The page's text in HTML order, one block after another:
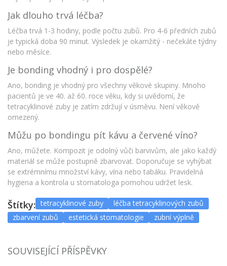
Jak dlouho trvá léčba?
Léčba trvá 1-3 hodiny, podle počtu zubů. Pro 4-6 předních zubů
je typická doba 90 minut. Výsledek je okamžitý - nečekáte týdny
nebo měsíce.
Je bonding vhodný i pro dospělé?
Ano, bonding je vhodný pro všechny věkové skupiny. Mnoho
pacientů je ve 40. až 60. roce věku, kdy si uvědomí, že
tetracyklinové zuby je zatím zdržují v úsměvu. Není věkově
omezený.
Můžu po bondingu pít kávu a červené víno?
Ano, můžete. Kompozit je odolný vůči barvivům, ale jako každý
materiál se může postupně zbarvovat. Doporučuje se vyhýbat
se extrémnímu množství kávy, vína nebo tabáku. Pravidelná
hygiena a kontrola u stomatologa pomohou udržet lesk.
Štítky: tetracyklinové zuby
léčba tetracyklinových zubů
zbarvení zubů
estetická stomatologie zubní výplně
SOUVISEJÍCÍ PŘÍSPĚVKY